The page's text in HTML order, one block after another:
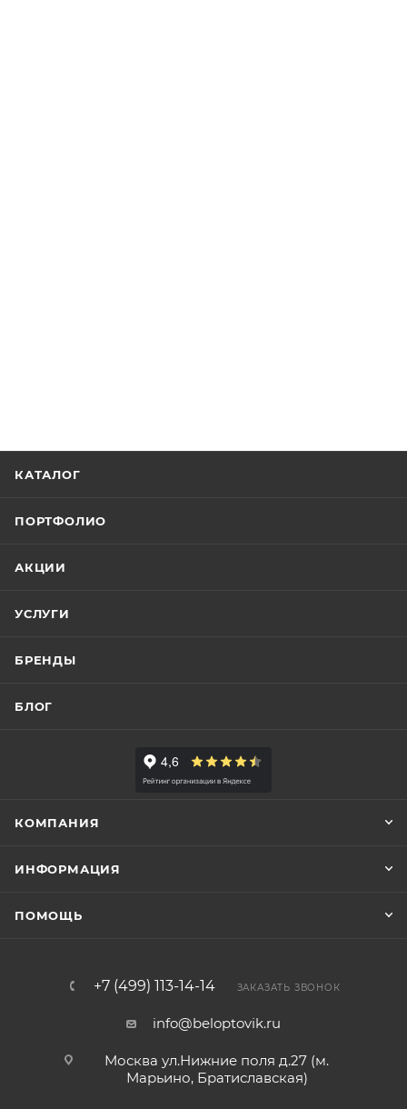
КАТАЛОГ
ПОРТФОЛИО
АКЦИИ
УСЛУГИ
БРЕНДЫ
БЛОГ
КОМПАНИЯ
ИНФОРМАЦИЯ
ПОМОЩЬ
+7 (499) 113-14-14 ЗАКАЗАТЬ ЗВОНОК
info@beloptovik.ru
Москва ул.Нижние поля д.27 (м.
Марьино, Братиславская)